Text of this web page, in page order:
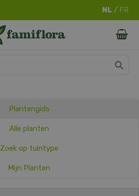
Plantengids
Alle planten
Zoek op tuintype
Mijn Planten